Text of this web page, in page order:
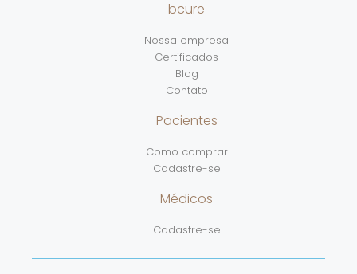
bcure
Nossa empresa
Certificados
Blog
Contato
Pacientes
Como comprar
Cadastre-se
Médicos
Cadastre-se